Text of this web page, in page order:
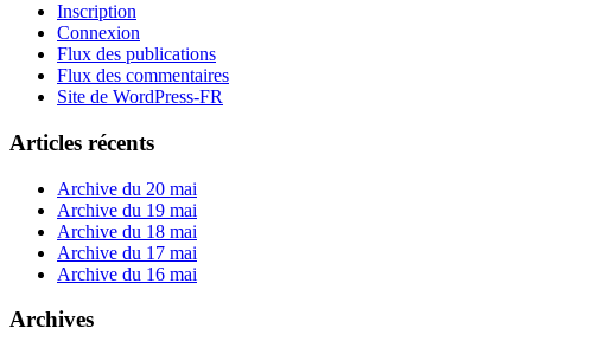
Inscription
Connexion
Flux des publications
Flux des commentaires
Site de WordPress-FR
Articles récents
Archive du 20 mai
Archive du 19 mai
Archive du 18 mai
Archive du 17 mai
Archive du 16 mai
Archives